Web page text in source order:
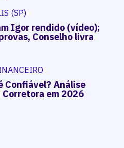
(SP)
Igor rendido (vídeo);
Conselho livra
Confiável? Análise
Corretora em 2026